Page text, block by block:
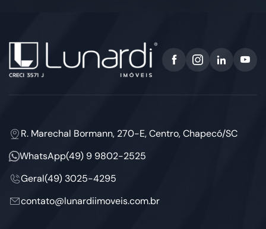
R. Marechal Bormann, 270-E, Centro, Chapecó/SC
WhatsApp(49) 9 9802-2525
Geral(49) 3025-4295
contato@lunardiimoveis.com.br